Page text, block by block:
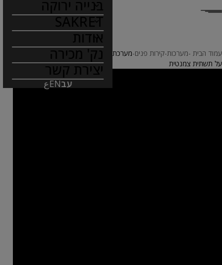
בנייה ירוקה
SAKRET
אודות
נק' מכירה
יצירת קשר
עבENع
עמוד הבית מערכות קירות פנים מערכת לחיפוי פנים של אריחי פורצלן וקרמיקה
על תשתית צמנטית